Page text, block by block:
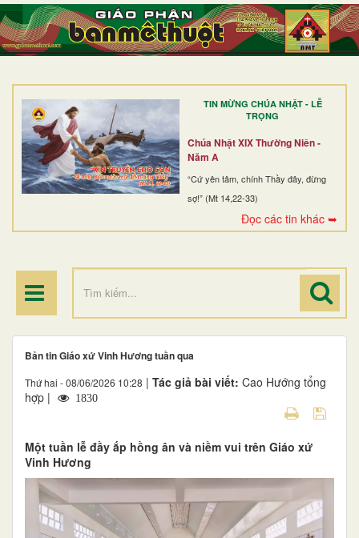
TIN MỪNG CHÚA NHẬT - LỄ
TRỌNG
Chúa Nhật XIX Thường Niên -
Năm A
“Cứ yên tâm, chính Thầy đây, đừng
sợ!” (Mt 14,22-33)
Đọc các tin khác ➥
TRANG NHẤT
GIỚI THIỆU
DÒNG TU
BAN MỤC VỤ
ĐOÀN THỂ CG
ĐIỂM HÀNH HƯƠNG
Bản tin Giáo xứ Vinh Hương tuần qua
Thứ hai - 08/06/2026 10:28 | Tác giả bài viết: Cao Hướng tổng
hợp |
1830
Một tuần lễ đầy ắp hồng ân và niềm vui trên Giáo xứ
Vinh Hương